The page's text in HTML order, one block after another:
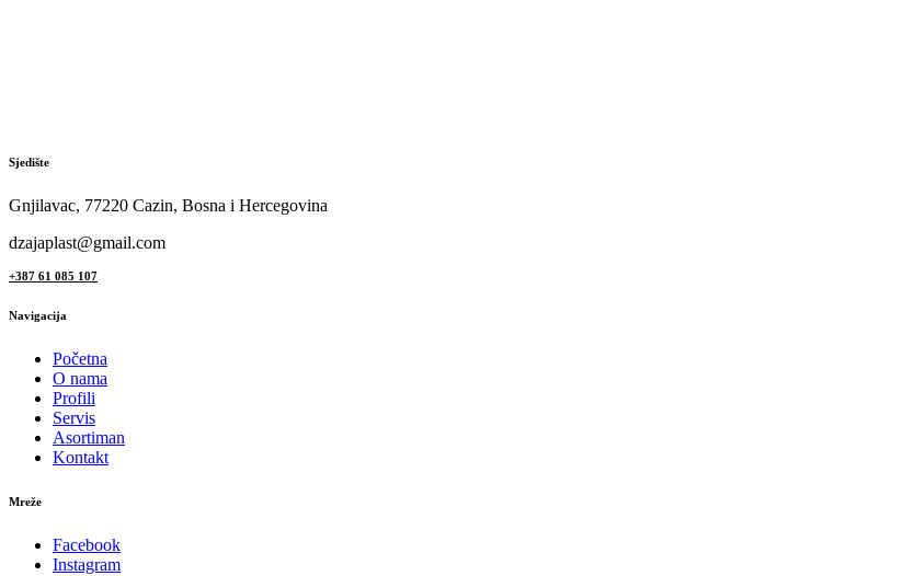
Sjedište
Gnjilavac, 77220 Cazin, Bosna i Hercegovina
dzajaplast@gmail.com
+387 61 085 107
Navigacija
Početna
O nama
Profili
Servis
Asortiman
Kontakt
Mreže
Facebook
Instagram